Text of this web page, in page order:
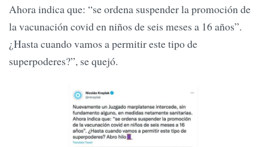
Ahora indica que: “se ordena suspender la promoción de
la vacunación covid en niños de seis meses a 16 años”.
¿Hasta cuando vamos a permitir este tipo de
superpoderes?”, se quejó.